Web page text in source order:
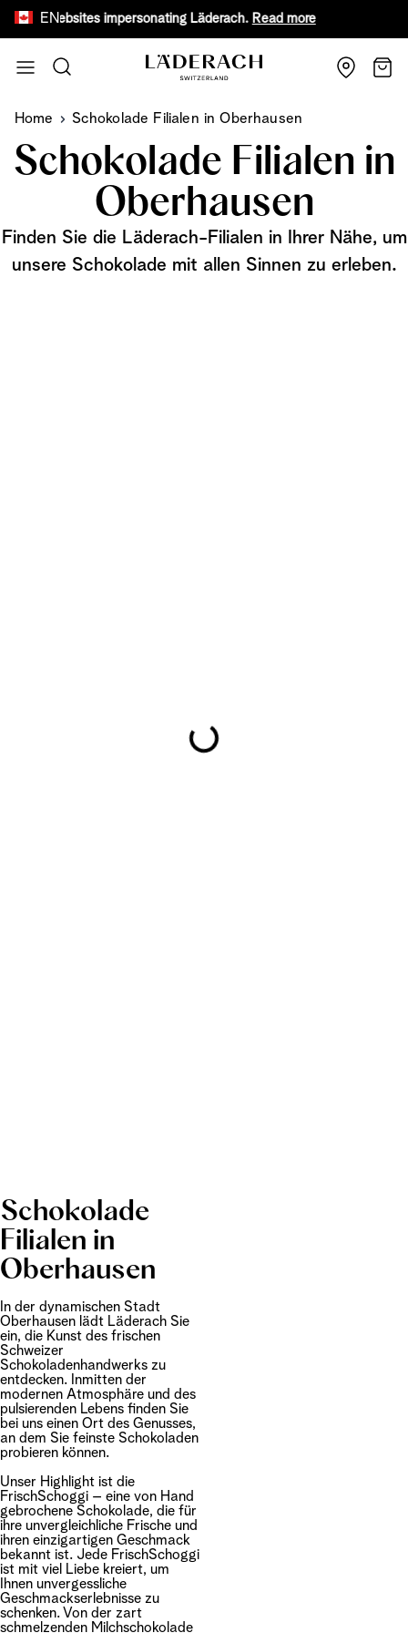
EN
fake websites impersonating Läderach.Read more
Search
Cart
Home Schokolade Filialen in Oberhausen
Schokolade Filialen in
Oberhausen
Finden Sie die Läderach-Filialen in Ihrer Nähe, um
unsere Schokolade mit allen Sinnen zu erleben.
Schokolade
Filialen in
Oberhausen
In der dynamischen Stadt
Oberhausen lädt Läderach Sie
ein, die Kunst des frischen
Schweizer
Schokoladenhandwerks zu
entdecken. Inmitten der
modernen Atmosphäre und des
pulsierenden Lebens finden Sie
bei uns einen Ort des Genusses,
an dem Sie feinste Schokoladen
probieren können.
Unser Highlight ist die
FrischSchoggi – eine von Hand
gebrochene Schokolade, die für
ihre unvergleichliche Frische und
ihren einzigartigen Geschmack
bekannt ist. Jede FrischSchoggi
ist mit viel Liebe kreiert, um
Ihnen unvergessliche
Geschmackserlebnisse zu
schenken. Von der zart
schmelzenden Milchschokolade